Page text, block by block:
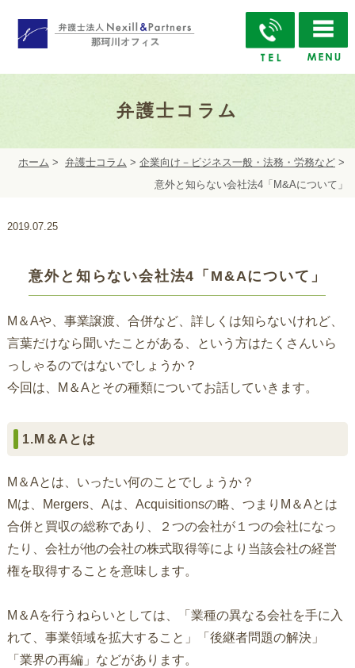
弁護士コラム
ホーム > 弁護士コラム >企業向け－ビジネス一般・法務・労務など >
意外と知らない会社法4「M&Aについて」
2019.07.25
意外と知らない会社法4「M&Aについて」
M＆Aや、事業譲渡、合併など、詳しくは知らないけれど、
言葉だけなら聞いたことがある、という方はたくさんいら
っしゃるのではないでしょうか？
今回は、M＆Aとその種類についてお話していきます。
1.M＆Aとは
M＆Aとは、いったい何のことでしょうか？
Mは、Mergers、Aは、Acquisitionsの略、つまりM＆Aとは
合併と買収の総称であり、２つの会社が１つの会社になっ
たり、会社が他の会社の株式取得等により当該会社の経営
権を取得することを意味します。
M＆Aを行うねらいとしては、「業種の異なる会社を手に入
れて、事業領域を拡大すること」「後継者問題の解決」
「業界の再編」などがあります。